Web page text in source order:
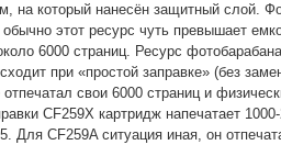
на который нанесён защитный слой.
этот ресурс чуть превышает
6000 страниц. Ресурс
при «простой заправке» (без
свои 6000 страниц и
CF259X картридж напечатает
Для CF259A ситуация иная, он